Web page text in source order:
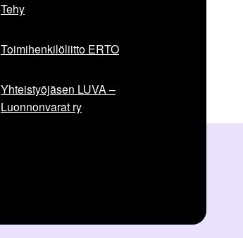
Tehy
Toimihenkilöliitto ERTO
Yhteistyöjäsen LUVA –
Luonnonvarat ry